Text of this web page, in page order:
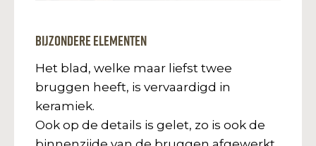
Bijzondere elementen
Het blad, welke maar liefst twee
bruggen heeft, is vervaardigd in
keramiek.
Ook op de details is gelet, zo is ook de